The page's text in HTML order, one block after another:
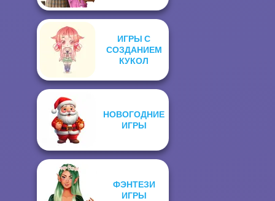
ИГРЫ С
СОЗДАНИЕМ
КУКОЛ
НОВОГОДНИЕ
ИГРЫ
ФЭНТЕЗИ
ИГРЫ